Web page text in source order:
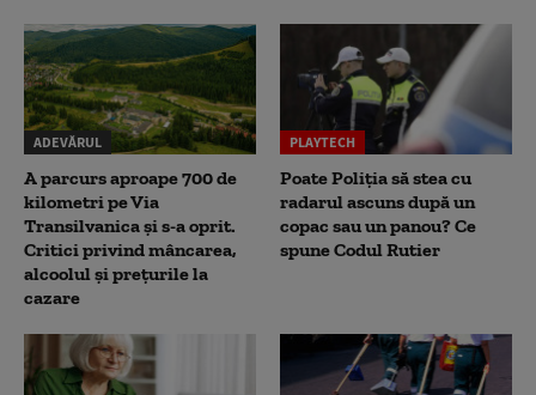
ADEVĂRUL
A parcurs aproape 700 de
kilometri pe Via
Transilvanica și s-a oprit.
Critici privind mâncarea,
alcoolul și prețurile la
cazare
PLAYTECH
Poate Poliția să stea cu
radarul ascuns după un
copac sau un panou? Ce
spune Codul Rutier